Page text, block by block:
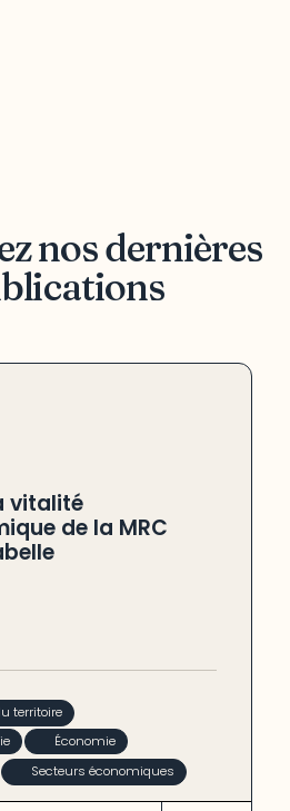
nos dernières
vitalité
de la MRC
territoire
Économie
Secteurs économiques